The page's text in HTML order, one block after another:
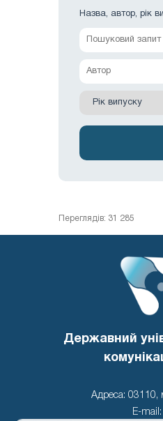
Назва, автор, рік
Переглядів: 31 285
Державний
Адреса: 03110,
E-mail: